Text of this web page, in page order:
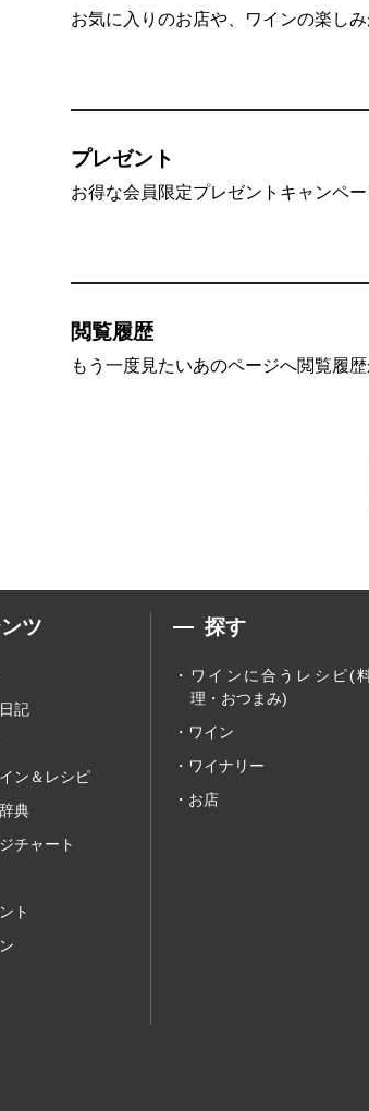
お気に入りのお店や、ワインの楽し
プレゼント
お得な会員限定プレゼントキャンペー
閲覧履歴
もう一度見たいあのページへ閲覧履
ツ
記
ン＆レシピ
典
チャート
ト
探す
ワインに合うレシピ(
理・おつまみ)
ワイン
ワイナリー
お店